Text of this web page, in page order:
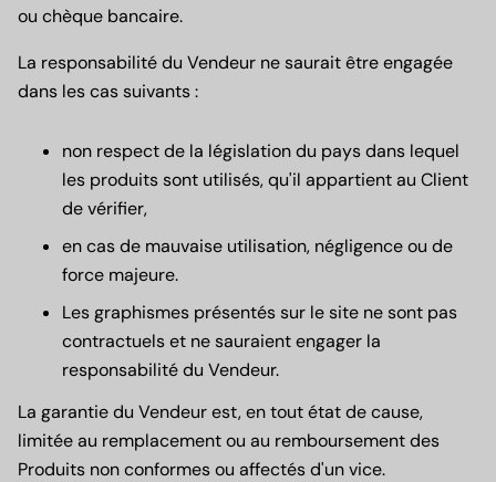
ou chèque bancaire.
La responsabilité du Vendeur ne saurait être engagée
dans les cas suivants :
non respect de la législation du pays dans lequel
les produits sont utilisés, qu'il appartient au Client
de vérifier,
en cas de mauvaise utilisation, négligence ou de
force majeure.
Les graphismes présentés sur le site ne sont pas
contractuels et ne sauraient engager la
responsabilité du Vendeur.
La garantie du Vendeur est, en tout état de cause,
limitée au remplacement ou au remboursement des
Produits non conformes ou affectés d'un vice.